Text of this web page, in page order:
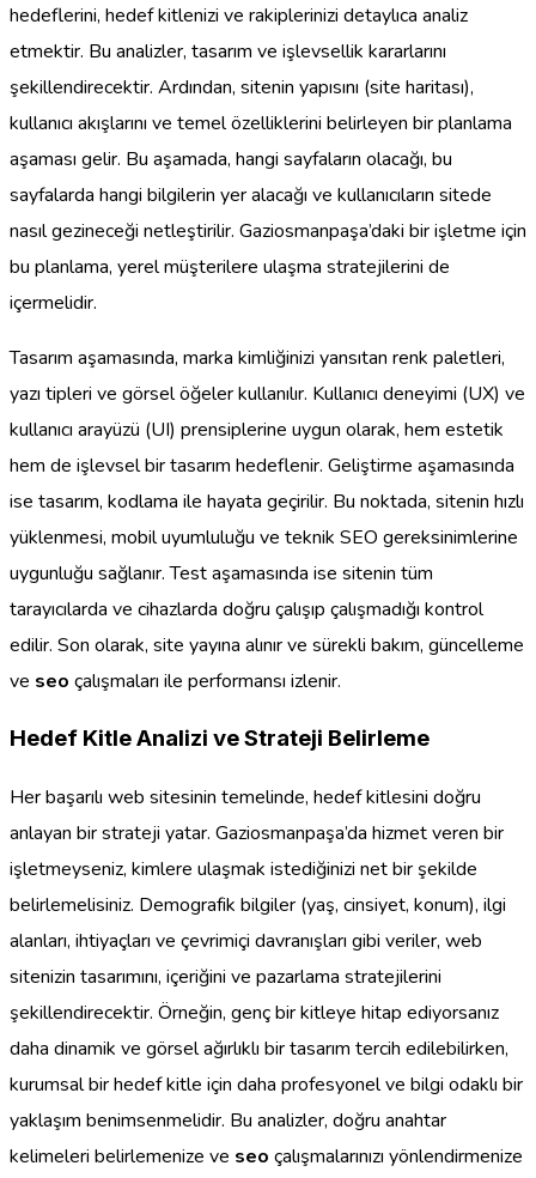
hedeflerini, hedef kitlenizi ve rakiplerinizi detaylıca analiz
etmektir. Bu analizler, tasarım ve işlevsellik kararlarını
şekillendirecektir. Ardından, sitenin yapısını (site haritası),
kullanıcı akışlarını ve temel özelliklerini belirleyen bir planlama
aşaması gelir. Bu aşamada, hangi sayfaların olacağı, bu
sayfalarda hangi bilgilerin yer alacağı ve kullanıcıların sitede
nasıl gezineceği netleştirilir. Gaziosmanpaşa’daki bir işletme için
bu planlama, yerel müşterilere ulaşma stratejilerini de
içermelidir.
Tasarım aşamasında, marka kimliğinizi yansıtan renk paletleri,
yazı tipleri ve görsel öğeler kullanılır. Kullanıcı deneyimi (UX) ve
kullanıcı arayüzü (UI) prensiplerine uygun olarak, hem estetik
hem de işlevsel bir tasarım hedeflenir. Geliştirme aşamasında
ise tasarım, kodlama ile hayata geçirilir. Bu noktada, sitenin hızlı
yüklenmesi, mobil uyumluluğu ve teknik SEO gereksinimlerine
uygunluğu sağlanır. Test aşamasında ise sitenin tüm
tarayıcılarda ve cihazlarda doğru çalışıp çalışmadığı kontrol
edilir. Son olarak, site yayına alınır ve sürekli bakım, güncelleme
ve seo çalışmaları ile performansı izlenir.
Hedef Kitle Analizi ve Strateji Belirleme
Her başarılı web sitesinin temelinde, hedef kitlesini doğru
anlayan bir strateji yatar. Gaziosmanpaşa’da hizmet veren bir
işletmeyseniz, kimlere ulaşmak istediğinizi net bir şekilde
belirlemelisiniz. Demografik bilgiler (yaş, cinsiyet, konum), ilgi
alanları, ihtiyaçları ve çevrimiçi davranışları gibi veriler, web
sitenizin tasarımını, içeriğini ve pazarlama stratejilerini
şekillendirecektir. Örneğin, genç bir kitleye hitap ediyorsanız
daha dinamik ve görsel ağırlıklı bir tasarım tercih edilebilirken,
kurumsal bir hedef kitle için daha profesyonel ve bilgi odaklı bir
yaklaşım benimsenmelidir. Bu analizler, doğru anahtar
kelimeleri belirlemenize ve seo çalışmalarınızı yönlendirmenize